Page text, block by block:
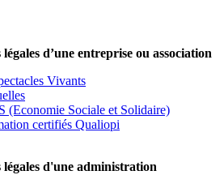
d’une entreprise ou association
Vivants
(Economie Sociale et Solidaire)
certifiés Qualiopi
d'une administration